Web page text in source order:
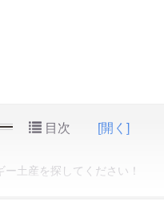
目次 [開く]
土産を探してください！